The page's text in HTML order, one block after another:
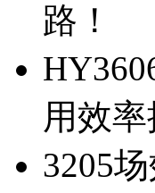
路！
用效率
3205